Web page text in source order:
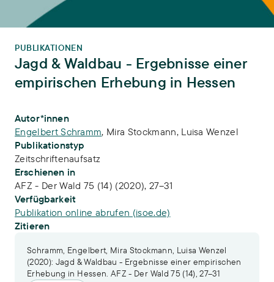
PUBLIKATIONEN
Jagd & Waldbau - Ergebnisse einer
empirischen Erhebung in Hessen
Publikations-Infos
Autor*innen
Engelbert Schramm, Mira Stockmann, Luisa Wenzel
Publikationstyp
Zeitschriftenaufsatz
Erschienen in
AFZ - Der Wald 75 (14) (2020), 27–31
Verfügbarkeit
Publikation online abrufen (isoe.de)
Zitieren
Schramm, Engelbert, Mira Stockmann, Luisa Wenzel
(2020): Jagd & Waldbau - Ergebnisse einer empirischen
Erhebung in Hessen. AFZ - Der Wald 75 (14), 27–31